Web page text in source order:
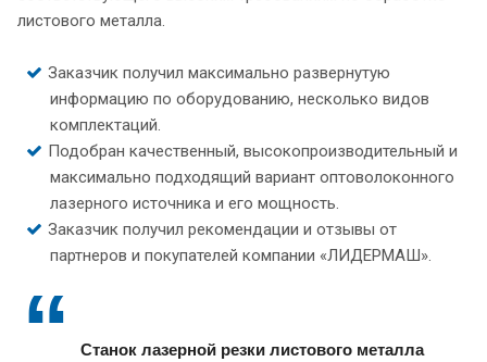
листового металла.
Заказчик получил максимально развернутую
информацию по оборудованию, несколько видов
комплектаций.
Подобран качественный, высокопроизводительный и
максимально подходящий вариант оптоволоконного
лазерного источника и его мощность.
Заказчик получил рекомендации и отзывы от
партнеров и покупателей компании «ЛИДЕРМАШ».
Станок лазерной резки листового металла